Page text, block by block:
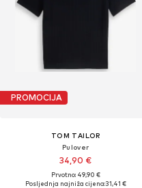
PROMOCIJA
TOM TAILOR
Pulover
34,90 €
Prvotno: 49,90 €
Posljednja najniža cijena:31,41 €